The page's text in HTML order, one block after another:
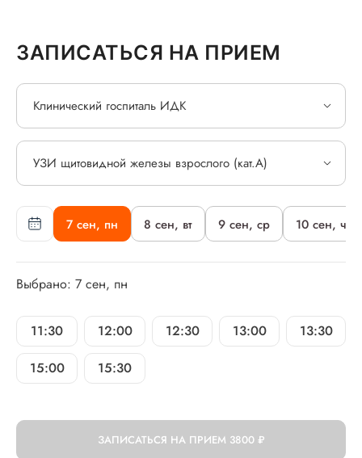
ЗАПИСАТЬСЯ НА ПРИЕМ
7 сен, пн 8 сен, вт 9 сен, ср 10 сен, чт
Выбрано: 7 сен, пн
11:30 12:00 12:30 13:00
13:30
15:00
15:30
Клинический госпиталь ИДК
УЗИ щитовидной железы взрослого (кат.А)
ЗАПИСАТЬСЯ НА ПРИЕМ 3800 ₽